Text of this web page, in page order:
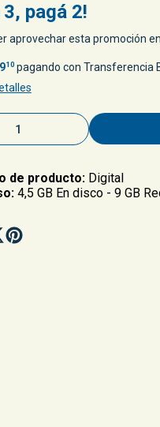
3, pagá 2!
aprovechar esta promoción
10pagando con Transferencia
de producto: Digital
4,5 GB En disco - 9 GB